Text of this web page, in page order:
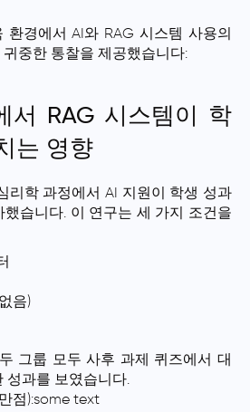
환경에서 AI와 RAG 시스템 사용의
중한 통찰을 제공했습니다:
서 RAG 시스템이 학
는 영향
리학 과정에서 AI 지원이 학생 성과
습니다. 이 연구는 세 가지 조건을
음)
그룹 모두 사후 과제 퀴즈에서 대
성과를 보였습니다.
점):some text